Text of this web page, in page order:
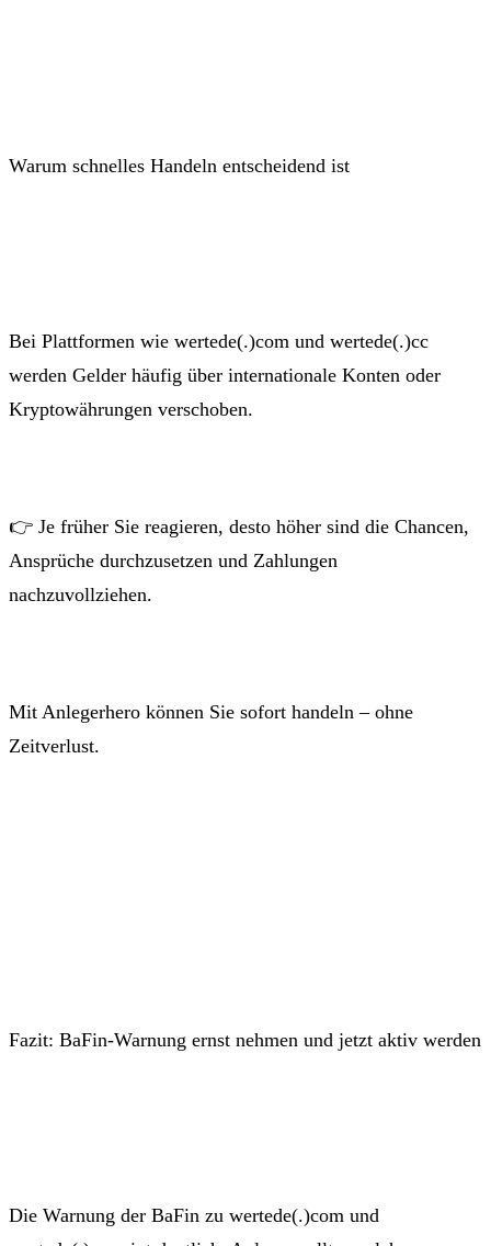
Warum schnelles Handeln entscheidend ist
Bei Plattformen wie wertede(.)com und wertede(.)cc
werden Gelder häufig über internationale Konten oder
Kryptowährungen verschoben.
👉 Je früher Sie reagieren, desto höher sind die Chancen,
Ansprüche durchzusetzen und Zahlungen
nachzuvollziehen.
Mit Anlegerhero können Sie sofort handeln – ohne
Zeitverlust.
Fazit: BaFin-Warnung ernst nehmen und jetzt aktiv werden
Die Warnung der BaFin zu wertede(.)com und